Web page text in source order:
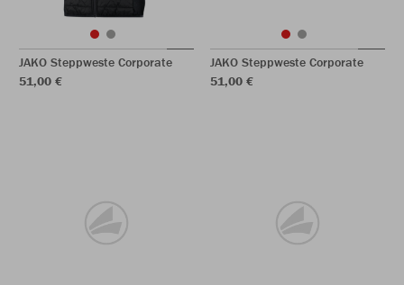
JAKO Steppweste Corporate
51,00 €
JAKO Steppweste Corporate
51,00 €